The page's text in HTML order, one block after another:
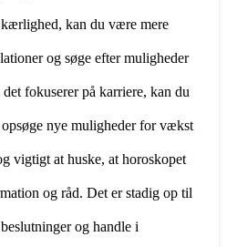
kan du være mere
og søge efter muligheder
fokuserer på karriere, kan du
nye muligheder for vækst
vigtigt at huske, at horoskopet
og råd. Det er stadig op til
og handle i